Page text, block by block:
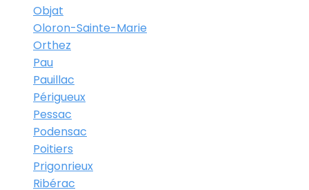
Objat
Oloron-Sainte-Marie
Orthez
Pau
Pauillac
Périgueux
Pessac
Podensac
Poitiers
Prigonrieux
Ribérac